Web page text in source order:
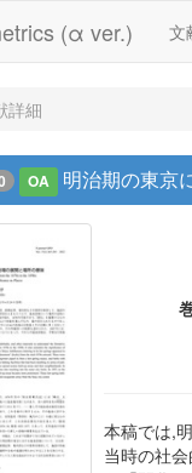
(α ver.) 文
詳細
OA 明治期の東京
本稿では,
当時の社